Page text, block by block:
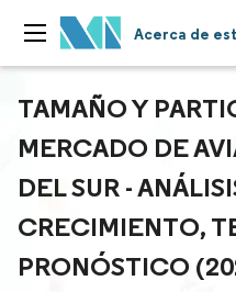
Acerca de
TAMAÑO Y
MERCADO DE
DEL SUR -
CRECIMIENTO,
PRONÓSTICO